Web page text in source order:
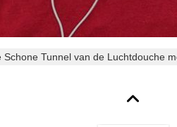
Schone Tunnel van de Luchtdouche